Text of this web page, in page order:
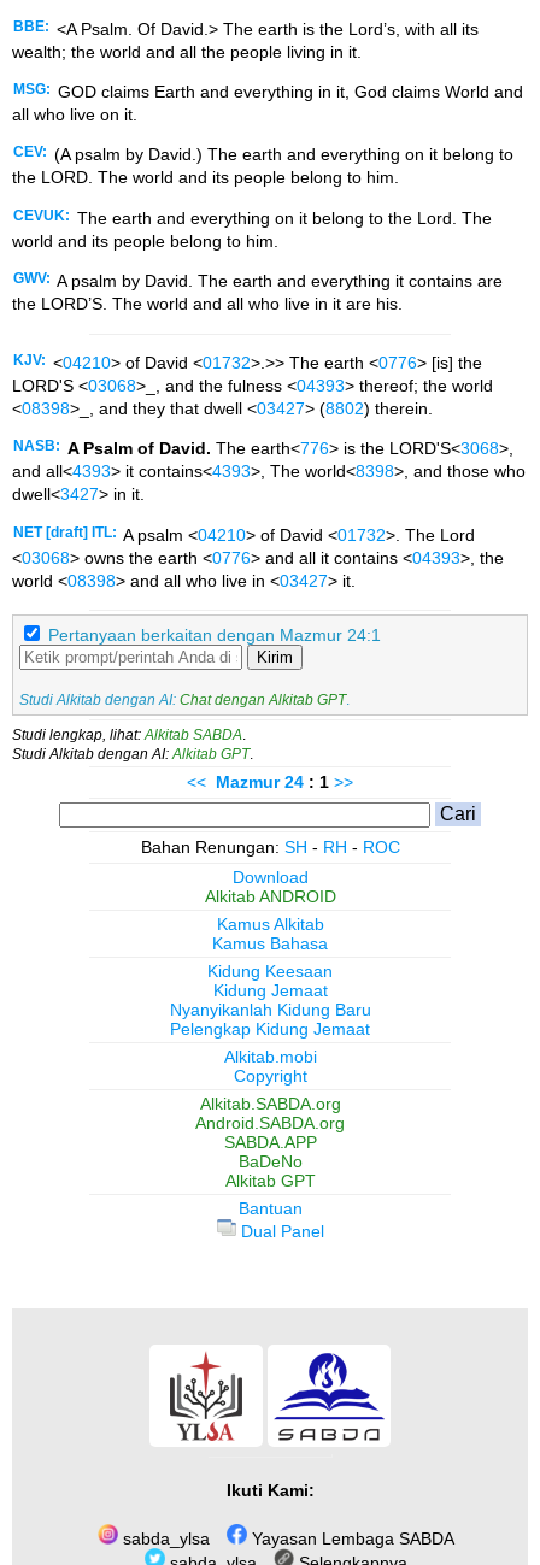
BBE: <A Psalm. Of David.> The earth is the Lord’s, with all its
wealth; the world and all the people living in it.
MSG: GOD claims Earth and everything in it, God claims World and
all who live on it.
CEV: (A psalm by David.) The earth and everything on it belong to
the LORD. The world and its people belong to him.
CEVUK: The earth and everything on it belong to the Lord. The
world and its people belong to him.
GWV: A psalm by David. The earth and everything it contains are
the LORD’S. The world and all who live in it are his.
KJV: <04210> of David <01732>.>> The earth <0776> [is] the
LORD'S <03068>_, and the fulness <04393> thereof; the world
<08398>_, and they that dwell <03427> (8802) therein.
NASB: A Psalm of David. The earth<776> is the LORD'S<3068>,
and all<4393> it contains<4393>, The world<8398>, and those who
dwell<3427> in it.
NET [draft] ITL: A psalm <04210> of David <01732>. The Lord
<03068> owns the earth <0776> and all it contains <04393>, the
world <08398> and all who live in <03427> it.
Pertanyaan berkaitan dengan Mazmur 24:1
Kirim
Studi Alkitab dengan AI: Chat dengan Alkitab GPT
Studi lengkap, lihat: Alkitab SABDA
Studi Alkitab dengan AI: Alkitab GPT
<< Mazmur 24 : 1 >>
Bahan Renungan: SH - RH - ROC
Download
Alkitab ANDROID
Kamus Alkitab
Kamus Bahasa
Kidung Keesaan
Kidung Jemaat
Nyanyikanlah Kidung Baru
Pelengkap Kidung Jemaat
Alkitab.mobi
Copyright
Alkitab.SABDA.org
Android.SABDA.org
SABDA.APP
BaDeNo
Alkitab GPT
Bantuan
Dual Panel
Ikuti Kami:
sabda_ylsa
Yayasan Lembaga SABDA